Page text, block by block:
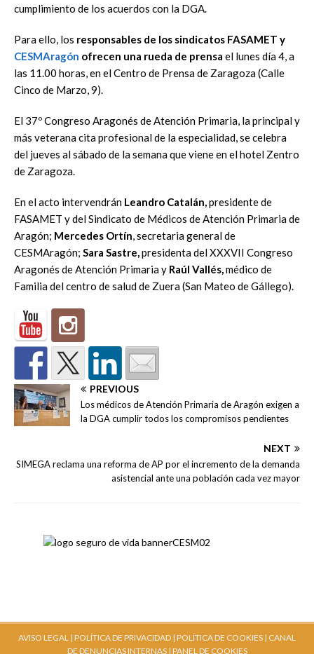
cumplimiento de los acuerdos con la DGA.
Para ello, los responsables de los sindicatos FASAMET y
CESMAragón ofrecen una rueda de prensa el lunes día 4, a
las 11.00 horas, en el Centro de Prensa de Zaragoza (Calle
Cinco de Marzo, 9).
El 37º Congreso Aragonés de Atención Primaria, la principal y
más veterana cita profesional de la especialidad, se celebra
del jueves al sábado de la semana que viene en el hotel Zentro
de Zaragoza.
En el acto intervendrán Leandro Catalán,presidente de
FASAMET y del Sindicato de Médicos de Atención Primaria de
Aragón; Mercedes Ortín, secretaria general de
CESMAragón; Sara Sastre,presidenta del XXXVII Congreso
Aragonés de Atención Primaria y Raúl Vallés,médico de
Familia del centro de salud de Zuera (San Mateo de Gállego).
PREVIOUS
Los médicos de Atención Primaria de Aragón exigen a
la DGA cumplir todos los compromisos pendientes
NEXT
SIMEGA reclama una reforma de AP por el incremento de la demanda
asistencial ante una población cada vez mayor
AVISO LEGAL | POLÍTICA DE PRIVACIDAD | POLÍTICA DE COOKIES | CANAL
DE DENUNCIAS INTERNAS| PANEL DE COOKIES